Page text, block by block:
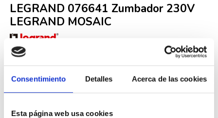
Consentimiento Detalles Acerca de las cookies
Esta página web usa cookies
LEGRAND 076641 Zumbador 230V
LEGRAND MOSAIC
Referencia
In Stock
34,96 €58,26 € -40%
Iva incluido